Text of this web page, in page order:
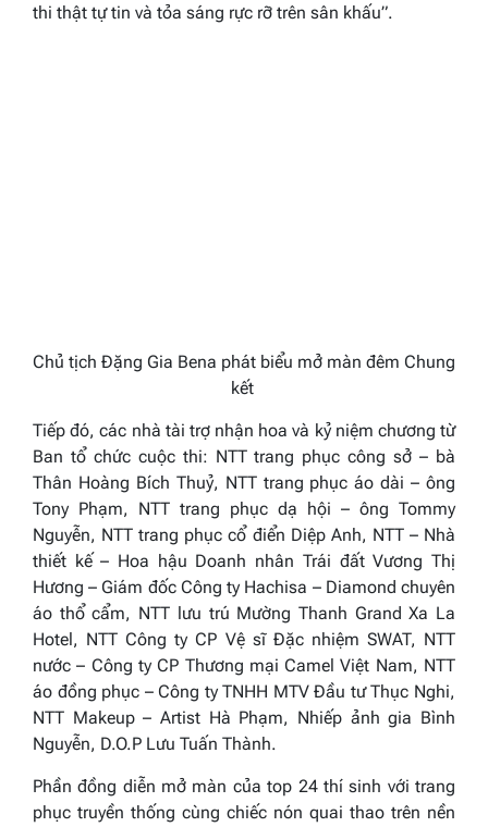
thi thật tự tin và tỏa sáng rực rỡ trên sân khấu”.
Chủ tịch Đặng Gia Bena phát biểu mở màn đêm Chung
kết
Tiếp đó, các nhà tài trợ nhận hoa và kỷ niệm chương từ
Ban tổ chức cuộc thi: NTT trang phục công sở – bà
Thân Hoàng Bích Thuỷ, NTT trang phục áo dài – ông
Tony Phạm, NTT trang phục dạ hội – ông Tommy
Nguyễn, NTT trang phục cổ điển Diệp Anh, NTT – Nhà
thiết kế – Hoa hậu Doanh nhân Trái đất Vương Thị
Hương – Giám đốc Công ty Hachisa – Diamond chuyên
áo thổ cẩm, NTT lưu trú Mường Thanh Grand Xa La
Hotel , NTT Công ty CP Vệ sĩ Đặc nhiệm SWAT, NTT
nước – Công ty CP Thương mại Camel Việt Nam, NTT
áo đồng phục – Công ty TNHH MTV Đầu tư Thục Nghi,
NTT Makeup – Artist Hà Phạm, Nhiếp ảnh gia Bình
Nguyễn, D.O.P Lưu Tuấn Thành.
Phần đồng diễn mở màn của top 24 thí sinh với trang
phục truyền thống cùng chiếc nón quai thao trên nền